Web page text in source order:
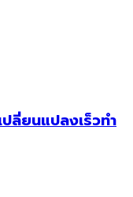
ลี่ยนแปลงเร็วทำ